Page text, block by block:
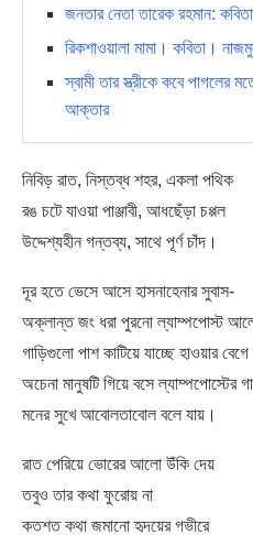
জনতার নেতা তারেক রহমান:
রিকশাওয়ালা মামা। কবিতা।
স্বামী তার স্ত্রীকে কবে পাগলের
আক্তার
নিবিড় রাত, নিস্তব্ধ শহর, একলা পথিক
রঙ চটে যাওয়া পাঞ্জাবী, আধছেঁড়া চপ্পল
উদ্দেশ্যহীন গন্তব্য, সাথে পূর্ণ চাঁদ।
দূর হতে ভেসে আসে হাসনাহেনার সুবাস-
অক্লান্ত জং ধরা পুরনো ল্যাম্পপোস্ট
গাড়িগুলো পাশ কাটিয়ে যাচ্ছে হাওয়ার বেগে
অচেনা মানুষটি গিয়ে বসে ল্যাম্পপোস্টের
মনের সুখে আবোলতাবোল বলে যায়।
রাত পেরিয়ে ভোরের আলো উঁকি দেয়
তবুও তার কথা ফুরোয় না
কতশত কথা জমানো হৃদয়ের গভীরে